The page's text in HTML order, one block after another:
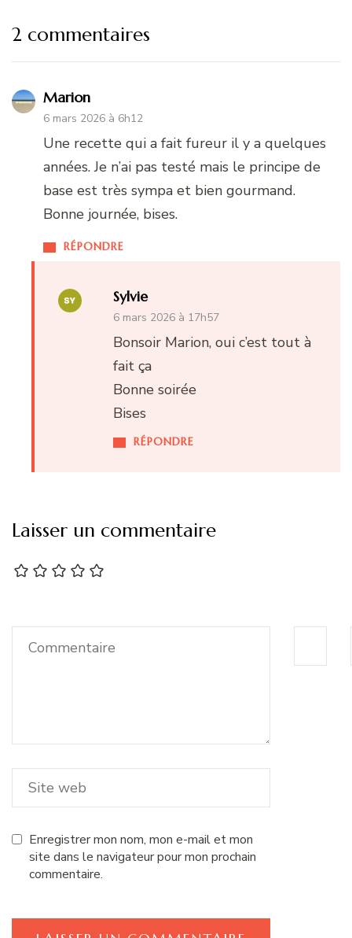
2 commentaires
Marion
6 mars 2026 à 6h12
RÉPONDRE
Une recette qui a fait fureur il y a quelques
années. Je n’ai pas testé mais le principe de
base est très sympa et bien gourmand.
Bonne journée, bises.
Sylvie
6 mars 2026 à 17h57
RÉPONDRE
Bonsoir Marion, oui c’est tout à
fait ça
Bonne soirée
Bises
Laisser un commentaire
Enregistrer mon nom, mon e-mail et mon
site dans le navigateur pour mon prochain
commentaire.